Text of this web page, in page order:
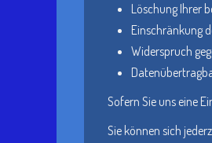
Löschung Ihrer
Einschränkung
Widerspruch
Sofern Sie uns eine
Sie können sich